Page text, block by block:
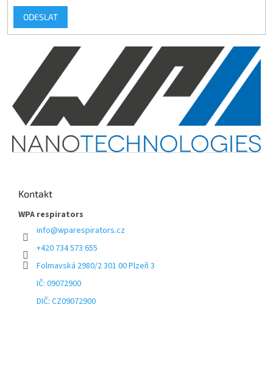
ODESLAT
Kontakt
WPA respirators
info@wparespirators.cz
+420 734 573 655
Folmavská 2980/2 301 00 Plzeň 3
IČ: 09072900
DIČ: CZ09072900